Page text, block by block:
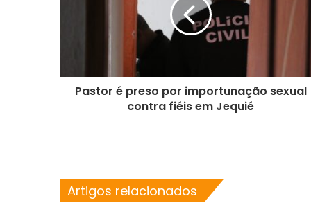
Pastor é preso por importunação sexual
contra fiéis em Jequié
Artigos relacionados